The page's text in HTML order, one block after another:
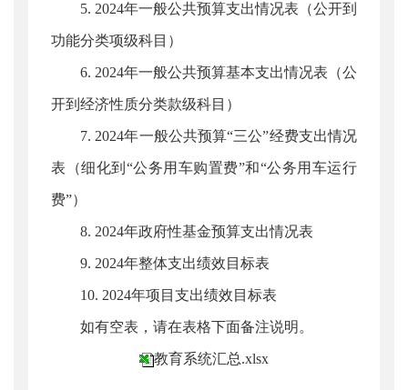
5. 2024年一般公共预算支出情况表（公开到
功能分类项级科目）
6. 2024年一般公共预算基本支出情况表（公
开到经济性质分类款级科目）
7. 2024年一般公共预算“三公”经费支出情况
表（细化到“公务用车购置费”和“公务用车运行
费”）
8. 2024年政府性基金预算支出情况表
9. 2024年整体支出绩效目标表
10. 2024年项目支出绩效目标表
如有空表，请在表格下面备注说明。
教育系统汇总.xlsx